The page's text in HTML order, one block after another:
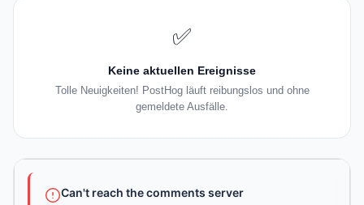
✅
Keine aktuellen Ereignisse
Tolle Neuigkeiten! PostHog läuft reibungslos und ohne
gemeldete Ausfälle.
Can't reach the comments server